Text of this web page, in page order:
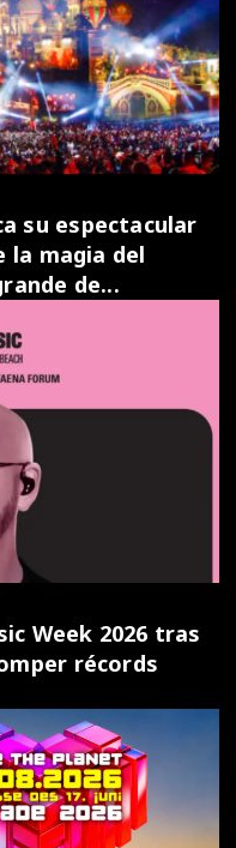
su espectacular
magia del
de...
Week 2026 tras
récords